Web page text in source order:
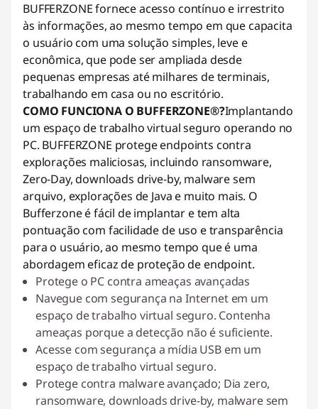
BUFFERZONE fornece acesso contínuo e irrestrito
às informações, ao mesmo tempo em que capacita
o usuário com uma solução simples, leve e
econômica, que pode ser ampliada desde
pequenas empresas até milhares de terminais,
trabalhando em casa ou no escritório.
COMO FUNCIONA O BUFFERZONE®?Implantando
um espaço de trabalho virtual seguro operando no
PC. BUFFERZONE protege endpoints contra
explorações maliciosas, incluindo ransomware,
Zero-Day, downloads drive-by, malware sem
arquivo, explorações de Java e muito mais. O
Bufferzone é fácil de implantar e tem alta
pontuação com facilidade de uso e transparência
para o usuário, ao mesmo tempo que é uma
abordagem eficaz de proteção de endpoint.
Protege o PC contra ameaças avançadas
Navegue com segurança na Internet em um
espaço de trabalho virtual seguro. Contenha
ameaças porque a detecção não é suficiente.
Acesse com segurança a mídia USB em um
espaço de trabalho virtual seguro.
Protege contra malware avançado; Dia zero,
ransomware, downloads drive-by, malware sem